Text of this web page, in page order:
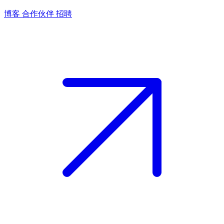
博客 合作伙伴 招聘